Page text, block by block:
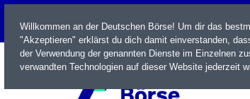
LIVE
Willkommen an der Deutschen Börse! Um dir das
"Akzeptieren" erklärst du dich damit einverstanden,
der Verwendung der genannten Dienste im Einzelnen
verwandten Technologien auf dieser Website jederzeit